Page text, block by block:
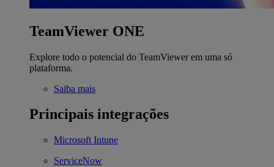
TeamViewer ONE
Explore todo o potencial do TeamViewer em uma só
plataforma.
Saiba mais
Principais integrações
Microsoft Intune
ServiceNow